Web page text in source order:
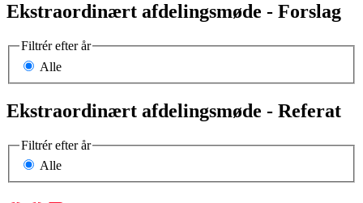
Ekstraordinært afdelingsmøde - Forslag
Filtrér efter år
Alle
Ekstraordinært afdelingsmøde - Referat
Filtrér efter år
Alle